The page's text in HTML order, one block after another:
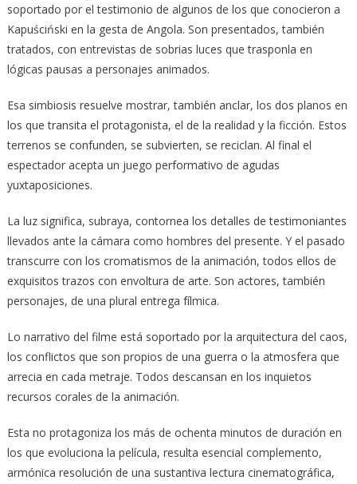
soportado por el testimonio de algunos de los que conocieron a
Kapuściński en la gesta de Angola. Son presentados, también
tratados, con entrevistas de sobrias luces que trasponla en
lógicas pausas a personajes animados.
Esa simbiosis resuelve mostrar, también anclar, los dos planos en
los que transita el protagonista, el de la realidad y la ficción. Estos
terrenos se confunden, se subvierten, se reciclan. Al final el
espectador acepta un juego performativo de agudas
yuxtaposiciones.
La luz significa, subraya, contornea los detalles de testimoniantes
llevados ante la cámara como hombres del presente. Y el pasado
transcurre con los cromatismos de la animación, todos ellos de
exquisitos trazos con envoltura de arte. Son actores, también
personajes, de una plural entrega fílmica.
Lo narrativo del filme está soportado por la arquitectura del caos,
los conflictos que son propios de una guerra o la atmosfera que
arrecia en cada metraje. Todos descansan en los inquietos
recursos corales de la animación.
Esta no protagoniza los más de ochenta minutos de duración en
los que evoluciona la película, resulta esencial complemento,
armónica resolución de una sustantiva lectura cinematográfica,